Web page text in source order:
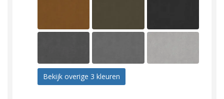
Bekijk overige 3 kleuren